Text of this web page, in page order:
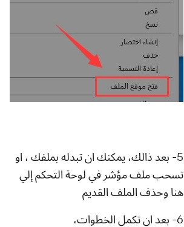
5- بعد ذالك، يمكنك ان تبدله بملفك ، او
تسحب ملف مؤشر في لوحة التحكم إلي
هنا وحذف الملف القديم
6- بعد ان تكمل الخطوات،